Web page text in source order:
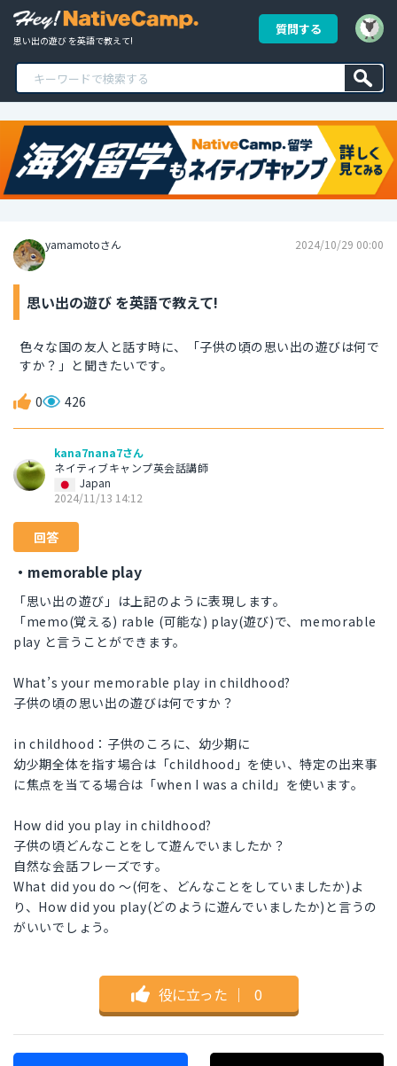
思い出の遊び を英語で教えて!
質問する
yamamotoさん 2024/10/29 00:00
思い出の遊び を英語で教えて!
色々な国の友人と話す時に、「子供の頃の思い出の遊びは何で
すか？」と聞きたいです。
0 426
kana7nana7さん
ネイティブキャンプ英会話講師
Japan
2024/11/13 14:12
回答
・memorable play
「思い出の遊び」は上記のように表現します。
「memo(覚える) rable (可能な) play(遊び)で、memorable
play と言うことができます。
What’s your memorable play in childhood?
子供の頃の思い出の遊びは何ですか？
in childhood：子供のころに、幼少期に
幼少期全体を指す場合は「childhood」を使い、特定の出来事
に焦点を当てる場合は「when I was a child」を使います。
How did you play in childhood?
子供の頃どんなことをして遊んでいましたか？
自然な会話フレーズです。
What did you do ～(何を、どんなことをしていましたか)よ
り、How did you play(どのように遊んでいましたか)と言うの
がいいでしょう。
役に立った ｜ 0